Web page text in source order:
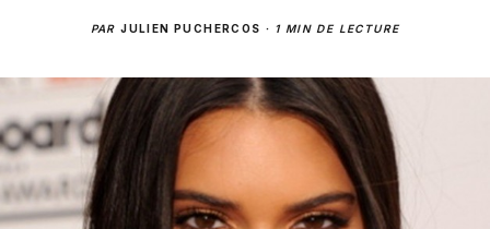
PARJULIEN PUCHERCOS · 1 MIN DE LECTURE